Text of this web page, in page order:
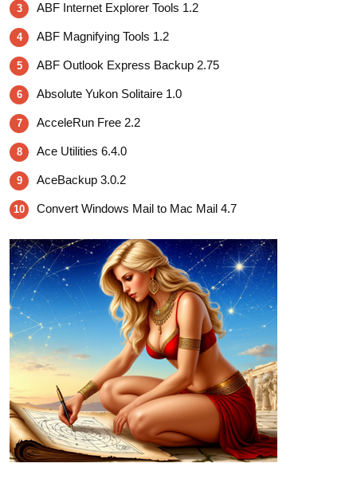
3 ABF Internet Explorer Tools 1.2
4 ABF Magnifying Tools 1.2
5 ABF Outlook Express Backup 2.75
6 Absolute Yukon Solitaire 1.0
7 AcceleRun Free 2.2
8 Ace Utilities 6.4.0
9 AceBackup 3.0.2
10 Convert Windows Mail to Mac Mail 4.7